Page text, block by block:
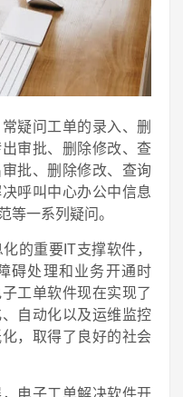
疑问工单的录入、删
审批、删除修改、查
批、删除修改、查询
呼叫中心办公中信息
等一系列疑问。
的重要IT支撑软件，
碍处理和业务开通时
工单软件现在实现了
自动化以及运维监控
，取得了良好的社会
电子工单解决软件开